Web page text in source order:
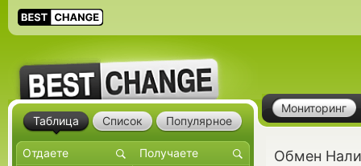
Мониторинг
Обмен
Таблица Список Популярное